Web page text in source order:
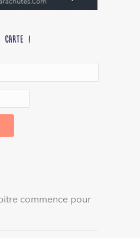
CARTE !
commence pour